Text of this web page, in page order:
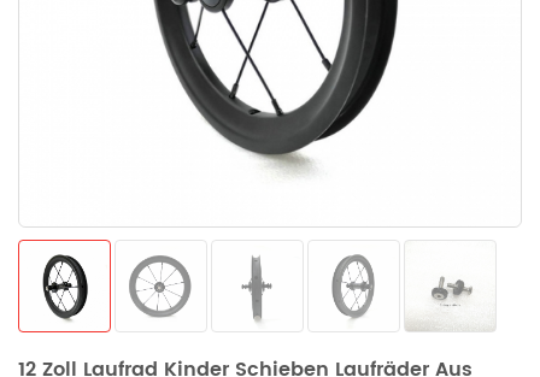
12 Zoll Laufrad Kinder Schieben Laufräder Aus